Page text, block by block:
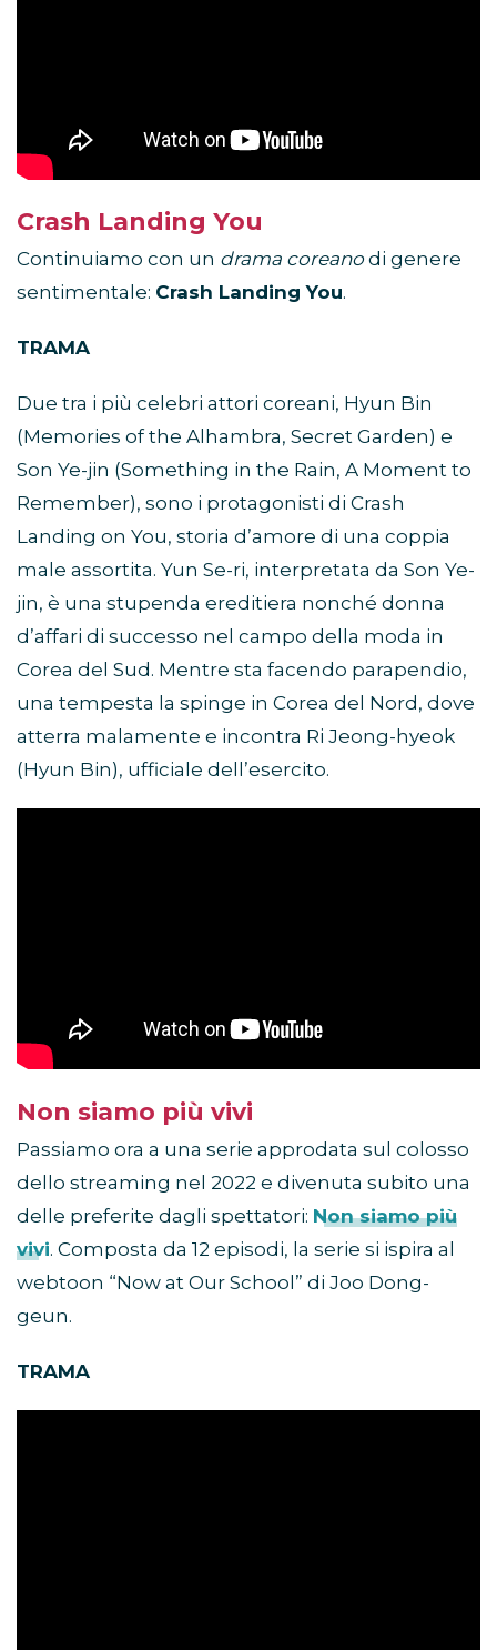
Crash Landing You
Continuiamo con un drama coreanodi genere
sentimentale: Crash Landing You.
TRAMA
Due tra i più celebri attori coreani, Hyun Bin
(Memories of the Alhambra, Secret Garden) e
Son Ye-jin (Something in the Rain, A Moment to
Remember), sono i protagonisti di Crash
Landing on You, storia d’amore di una coppia
male assortita. Yun Se-ri, interpretata da Son Ye-
jin, è una stupenda ereditiera nonché donna
d’affari di successo nel campo della moda in
Corea del Sud. Mentre sta facendo parapendio,
una tempesta la spinge in Corea del Nord, dove
atterra malamente e incontra Ri Jeong-hyeok
(Hyun Bin), ufficiale dell’esercito.
Non siamo più vivi
Passiamo ora a una serie approdata sul colosso
dello streaming nel 2022 e divenuta subito una
delle preferite dagli spettatori: Non siamo più
vivi. Composta da 12 episodi, la serie si ispira al
webtoon “Now at Our School” di Joo Dong-
geun.
TRAMA